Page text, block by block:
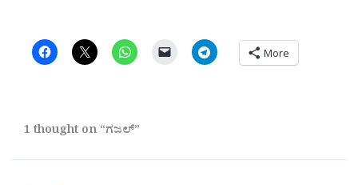
More
1 thought on “ಗಜಲ್”